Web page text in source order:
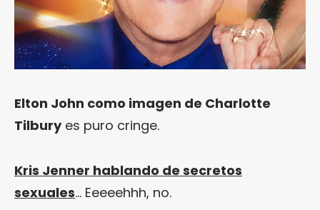
Elton John como imagen de Charlotte
Tilburyes puro cringe.
Kris Jenner hablando de secretos
sexuales… Eeeeehhh, no.